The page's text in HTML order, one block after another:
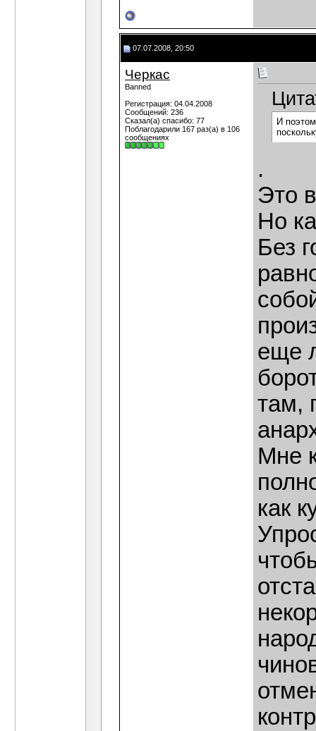
07.07.2008, 20:50
Черкас
Banned
Регистрация: 04.04.2008
Сообщений: 236
Сказал(а) спасибо: 77
Поблагодарили 167 раз(а) в 106
сообщениях
И
.
Это
Но
Без
еще
там,
Мне
как